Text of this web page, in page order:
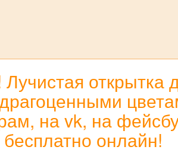
открытка
на vk, на
онлайн!